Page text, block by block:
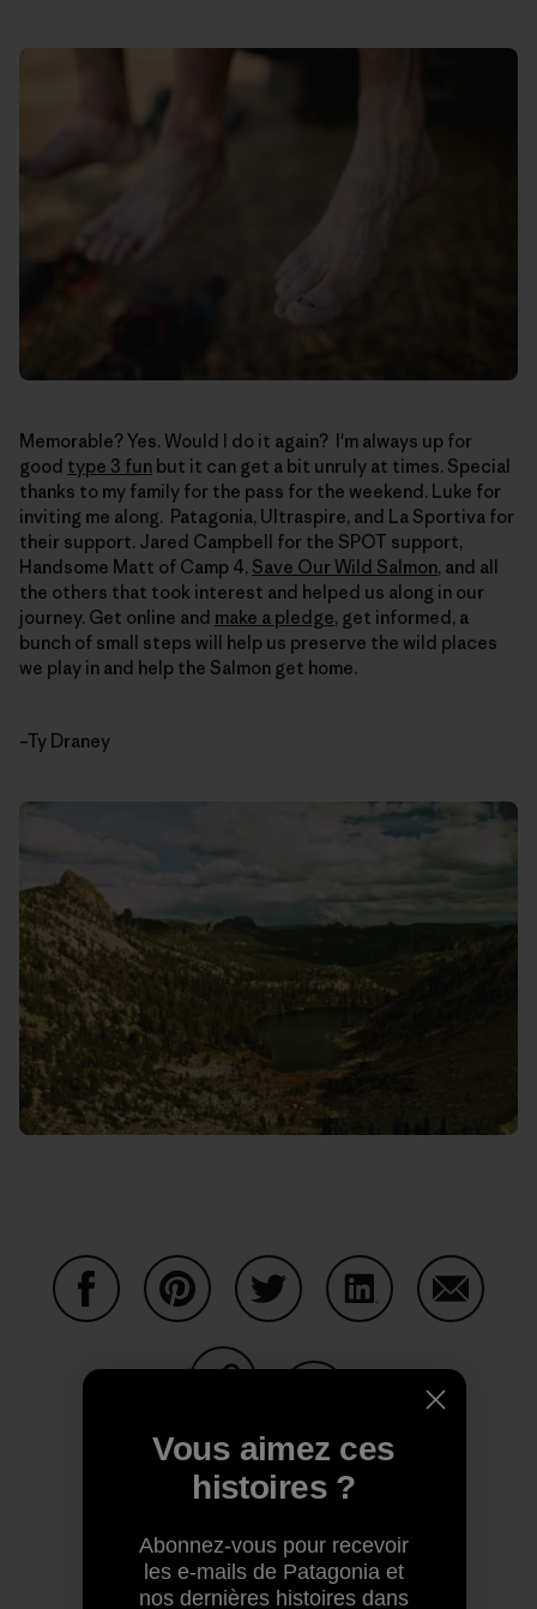
Memorable? Yes. Would I do it again? I'm always up for
good type 3 fun but it can get a bit unruly at times. Special
thanks to my family for the pass for the weekend. Luke for
inviting me along. Patagonia, Ultraspire, and La Sportiva for
their support. Jared Campbell for the SPOT support,
Handsome Matt of Camp 4, Save Our Wild Salmon, and all
the others that took interest and helped us along in our
journey. Get online and make a pledge, get informed, a
bunch of small steps will help us preserve the wild places
we play in and help the Salmon get home.
–Ty Draney
Imprimer
Profil de l’auteur(e)
Ty Draney
Vous aimez ces
histoires ?
Abonnez-vous pour recevoir
les e-mails de Patagonia et
nos dernières histoires dans